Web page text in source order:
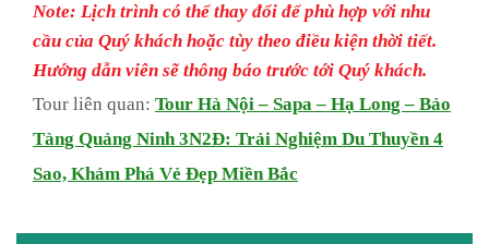
Note: Lịch trình có thể thay đổi để phù hợp với nhu
cầu của Quý khách hoặc tùy theo điều kiện thời tiết.
Hướng dẫn viên sẽ thông báo trước tới Quý khách.
Tour liên quan: Tour Hà Nội – Sapa – Hạ Long – Bảo
Tàng Quảng Ninh 3N2Đ: Trải Nghiệm Du Thuyền 4
Sao, Khám Phá Vẻ Đẹp Miền Bắc